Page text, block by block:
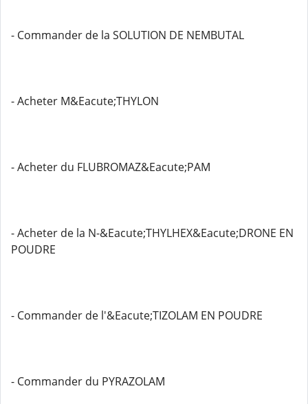
- Commander de la SOLUTION DE NEMBUTAL
- Acheter M&Eacute;THYLON
- Acheter du FLUBROMAZ&Eacute;PAM
- Acheter de la N-&Eacute;THYLHEX&Eacute;DRONE EN
POUDRE
- Commander de l'&Eacute;TIZOLAM EN POUDRE
- Commander du PYRAZOLAM